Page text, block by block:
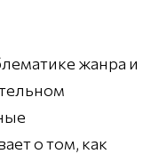
жанра и
о том, как